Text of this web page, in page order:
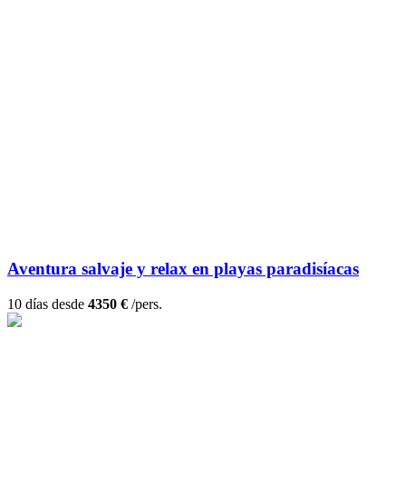
Aventura salvaje y relax en playas paradisíacas
10 días desde 4350 € /pers.